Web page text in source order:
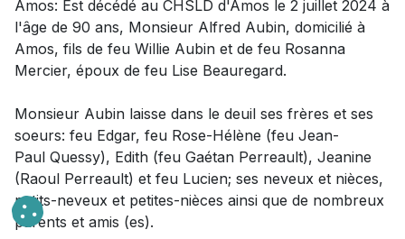
Amos: Est décédé au CHSLD d'Amos le 2 juillet 2024 à
l'âge de 90 ans, Monsieur Alfred Aubin, domicilié à
Amos, fils de feu Willie Aubin et de feu Rosanna
Mercier, époux de feu Lise Beauregard.
Monsieur Aubin laisse dans le deuil ses frères et ses
soeurs: feu Edgar, feu Rose-Hélène (feu Jean-
Paul Quessy), Edith (feu Gaétan Perreault), Jeanine
(Raoul Perreault) et feu Lucien; ses neveux et nièces,
petits-neveux et petites-nièces ainsi que de nombreux
parents et amis (es).